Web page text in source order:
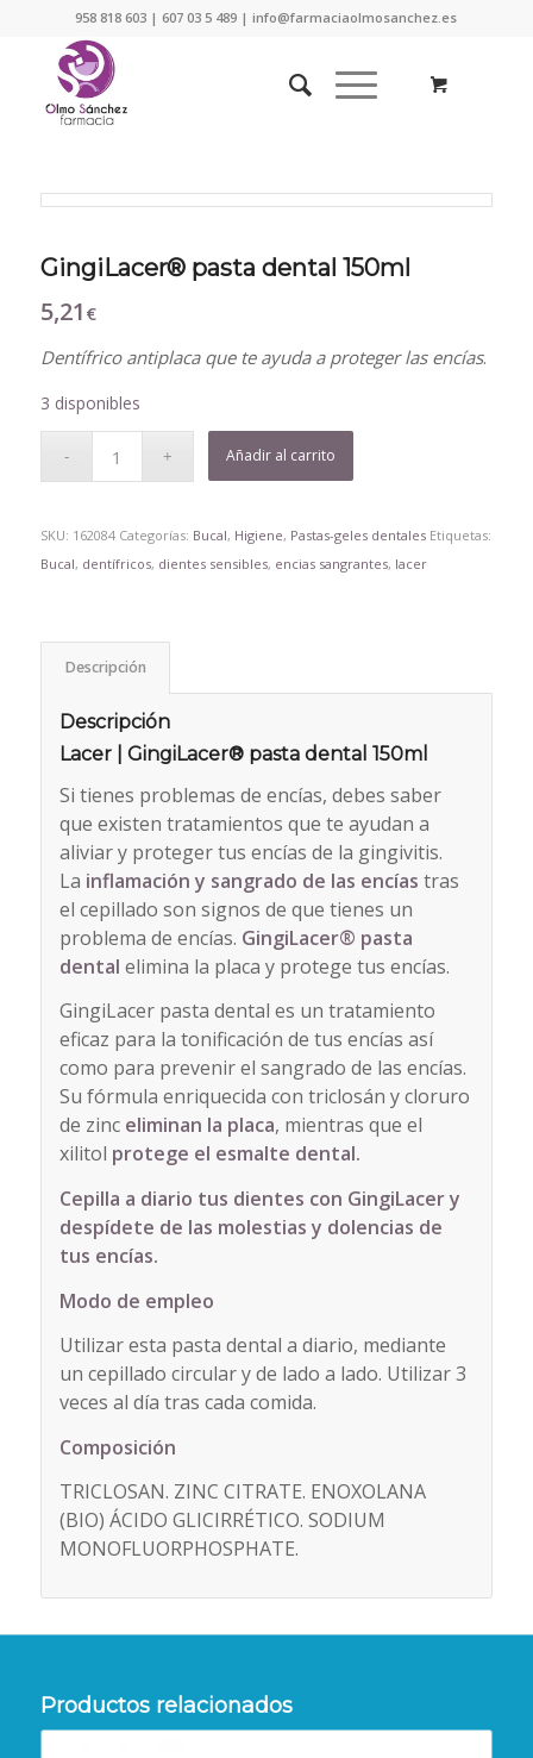
958 818 603 | 607 03 5 489 | info@farmaciaolmosanchez.es
GingiLacer® pasta dental 150ml
5,21 €
Dentífrico antiplaca que te ayuda a proteger las encías.
3 disponibles
Añadir al carrito
SKU: 162084 Categorías: Bucal, Higiene, Pastas-geles dentales Etiquetas:
Bucal, dentífricos, dientes sensibles, encias sangrantes, lacer
Descripción
Descripción
Lacer | GingiLacer® pasta dental 150ml
Si tienes problemas de encías, debes saber
que existen tratamientos que te ayudan a
aliviar y proteger tus encías de la gingivitis.
La inflamación y sangrado de las encías tras
el cepillado son signos de que tienes un
problema de encías. GingiLacer® pasta
dental elimina la placa y protege tus encías.
GingiLacer pasta dental es un tratamiento
eficaz para la tonificación de tus encías así
como para prevenir el sangrado de las encías.
Su fórmula enriquecida con triclosán y cloruro
de zinc eliminan la placa, mientras que el
xilitol protege el esmalte dental.
Cepilla a diario tus dientes con GingiLacer y
despídete de las molestias y dolencias de
tus encías.
Modo de empleo
Utilizar esta pasta dental a diario, mediante
un cepillado circular y de lado a lado. Utilizar 3
veces al día tras cada comida.
Composición
TRICLOSAN. ZINC CITRATE. ENOXOLANA
(BIO) ÁCIDO GLICIRRÉTICO. SODIUM
MONOFLUORPHOSPHATE.
Productos relacionados